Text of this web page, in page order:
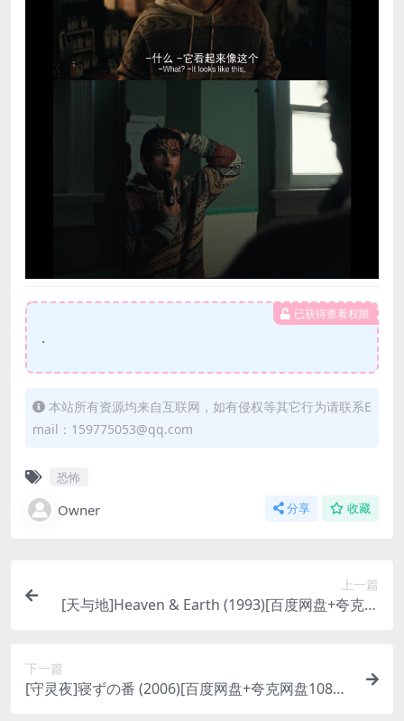
已获得查看权限
.
本站所有资源均来自互联网，如有侵权等其它行为请联系E
mail：159775053@qq.com
恐怖
Owner 分享 收藏
上一篇
[天与地]Heaven & Earth (1993)[百度网盘+夸克网
下一篇
[守灵夜]寝ずの番 (2006)[百度网盘+夸克网盘1080P